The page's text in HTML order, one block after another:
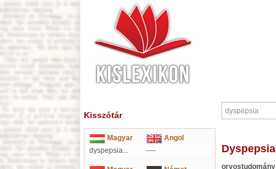
Kisszótár
Magyar
Angol
dyspepsia...
---- dyspepsia
orvostudomány